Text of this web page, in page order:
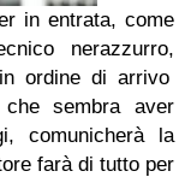
in entrata, come
nerazzurro,
ordine di arrivo
sembra aver
comunicherà la
farà di tutto per